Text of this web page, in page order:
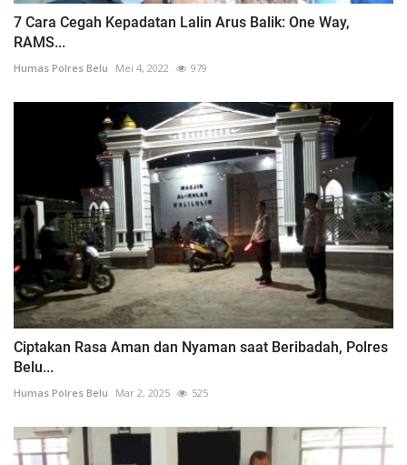
7 Cara Cegah Kepadatan Lalin Arus Balik: One Way,
RAMS...
Humas Polres Belu Mei 4, 2022 979
Ciptakan Rasa Aman dan Nyaman saat Beribadah, Polres
Belu...
Humas Polres Belu Mar 2, 2025 525